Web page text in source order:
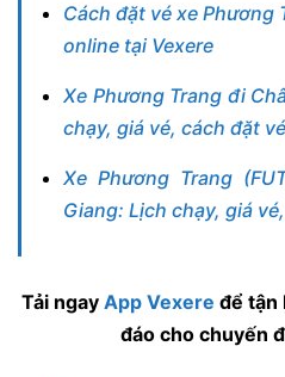
Cách đặt vé xe Phương
online tại Vexere
Xe Phương Trang đi
chạy, giá vé, cách đặt vé
Xe Phương Trang
Giang: Lịch chạy, giá
Tải ngay App Vexere để tận
đáo cho chuyến